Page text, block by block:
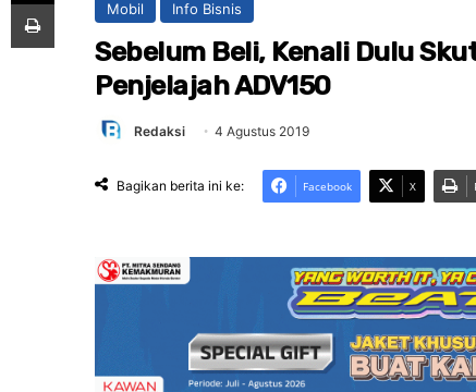
Mobil Info Bisnis
Sebelum Beli, Kenali Dulu
Penjelajah ADV150
Redaksi 4 Agustus 2019
Bagikan berita ini ke: Facebook X